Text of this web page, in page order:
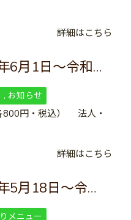
詳細はこちら
～令和7年6月14日
お知らせ
800円・税込） 法人・
詳細はこちら
～令和7年5月31日
メニュー